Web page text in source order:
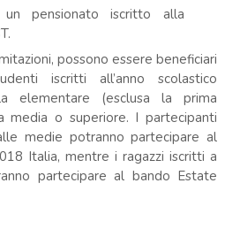
pensionato iscritto alla
possono essere beneficiari
iscritti all’anno scolastico
elementare (esclusa la prima
media o superiore. I partecipanti
medie potranno partecipare al
Italia, mentre i ragazzi iscritti a
partecipare al bando Estate